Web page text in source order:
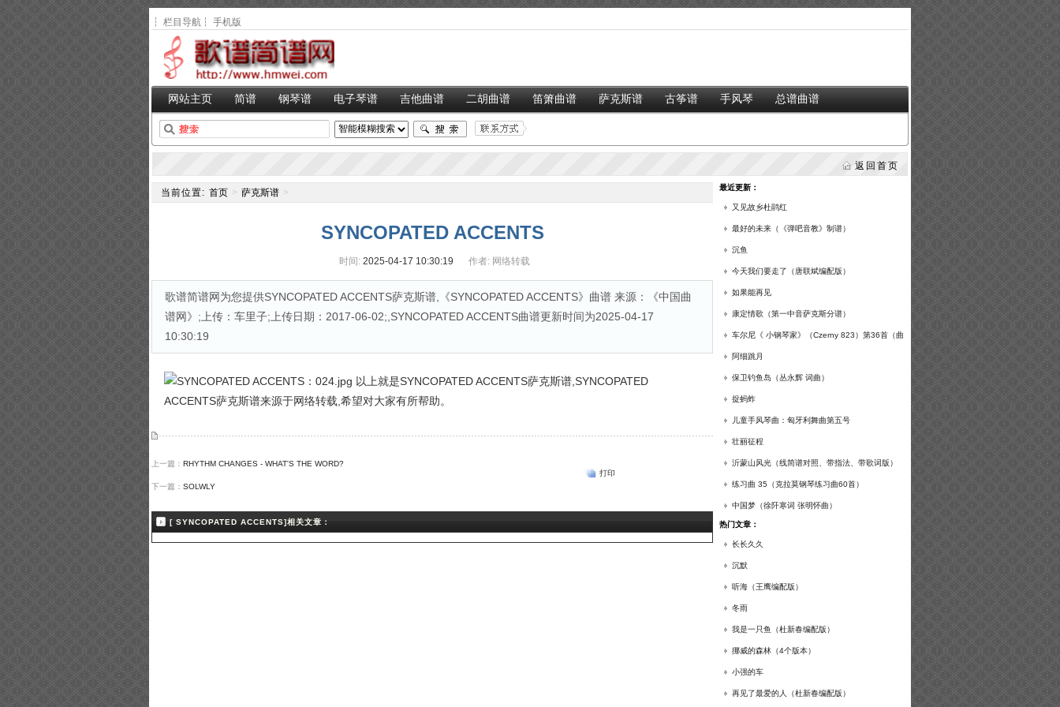
┆ 栏目导航 ┆ 手机版
网站主页 简谱 钢琴谱 电子琴谱 吉他曲谱 二胡曲谱 笛箫曲谱 萨克斯谱 古筝谱 手风琴 总谱曲谱
返回首页
当前位置: 首页 > 萨克斯谱 >
SYNCOPATED ACCENTS
时间: 2025-04-17 10:30:19 作者: 网络转载
歌谱简谱网为您提供SYNCOPATED ACCENTS萨克斯谱,《SYNCOPATED ACCENTS》曲谱 来源：《中国曲
谱网》;上传：车里子;上传日期：2017-06-02;,SYNCOPATED ACCENTS曲谱更新时间为2025-04-17
10:30:19
以上就是SYNCOPATED ACCENTS萨克斯谱,SYNCOPATED
ACCENTS萨克斯谱来源于网络转载,希望对大家有所帮助。
上一篇： RHYTHM CHANGES - WHAT'S THE WORD?
下一篇： SOLWLY
打印
[ SYNCOPATED ACCENTS]相关文章：
最近更新：
又见故乡杜鹃红
最好的未来（《弹吧音教》制谱）
沉鱼
今天我们要走了（唐联斌编配版）
如果能再见
康定情歌（第一中音萨克斯分谱）
车尔尼《 小钢琴家》（Czerny 823）第36首（曲
谱及练习提示）
阿细跳月
保卫钓鱼岛（丛永辉 词曲）
捉蚂蚱
儿童手风琴曲：匈牙利舞曲第五号
壮丽征程
沂蒙山风光（线简谱对照、带指法、带歌词版）
练习曲 35（克拉莫钢琴练习曲60首）
中国梦（徐阡寒词 张明怀曲）
热门文章：
长长久久
沉默
听海（王鹰编配版）
冬雨
我是一只鱼（杜新春编配版）
挪威的森林（4个版本）
小强的车
再见了最爱的人（杜新春编配版）